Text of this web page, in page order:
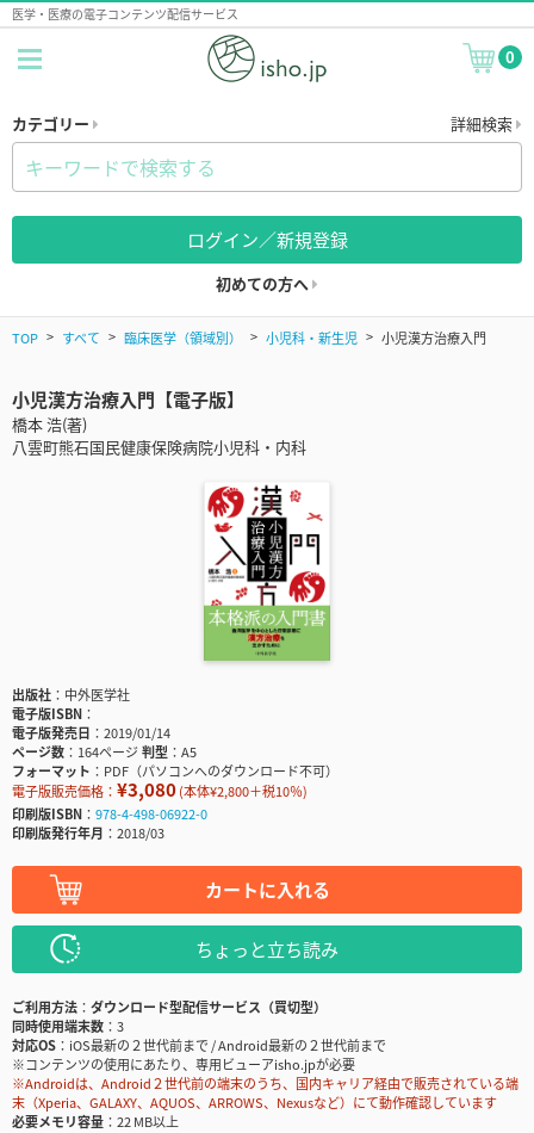
医学・医療の電子コンテンツ配信サービス
0
カテゴリー 詳細検索
ログイン／新規登録
初めての方へ
TOP すべて 臨床医学（領域別） 小児科・新生児 小児漢方治療入門
小児漢方治療入門【電子版】
橋本 浩(著)
八雲町熊石国民健康保険病院小児科・内科
出版社
中外医学社
電子版ISBN
電子版発売日
2019/01/14
ページ数
164ページ判型
A5
フォーマット
PDF（パソコンへのダウンロード不可）
電子版販売価格： ¥3,080(本体¥2,800＋税10％)
印刷版ISBN
978-4-498-06922-0
印刷版発行年月
2018/03
カートに入れる
ちょっと立ち読み
ご利用方法
ダウンロード型配信サービス（買切型）
同時使用端末数
3
対応OS
iOS最新の２世代前まで / Android最新の２世代前まで
※コンテンツの使用にあたり、専用ビューアisho.jpが必要
※Androidは、Android２世代前の端末のうち、国内キャリア経由で販売されている端
末（Xperia、GALAXY、AQUOS、ARROWS、Nexusなど）にて動作確認しています
必要メモリ容量
22 MB以上